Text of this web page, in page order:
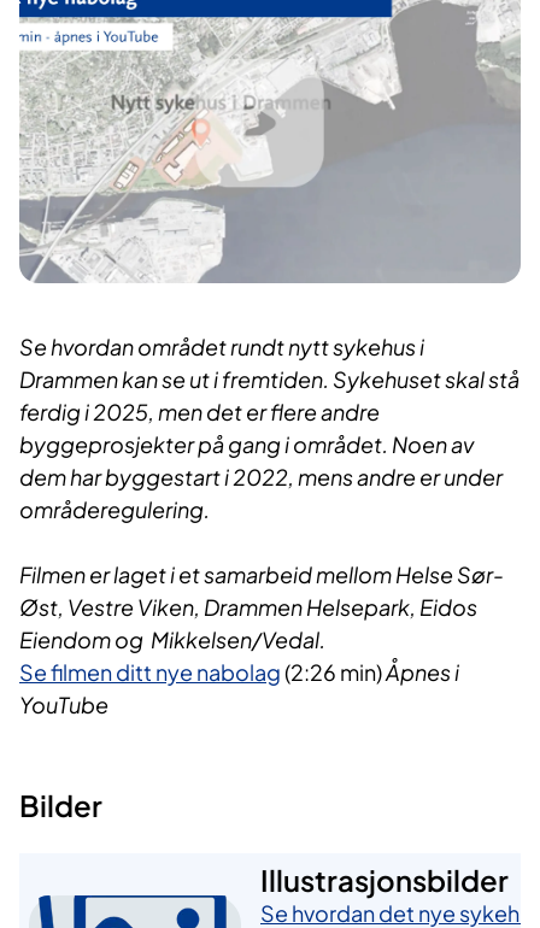
Se hvordan området rundt nytt sykehus i
Drammen kan se ut i fremtiden. Sykehuset skal stå
ferdig i 2025, men det er flere andre
byggeprosjekter på gang i området. Noen av
dem har byggestart i 2022, mens andre er under
områderegulering.
Filmen er laget i et samarbeid mellom Helse Sør-
Øst, Vestre Viken, Drammen Helsepark, Eidos
Eiendom og Mikkelsen/Vedal.
Se filmen ditt nye nabolag(2:26 min)Åpnes i
YouTube​​​
Bilder
​Illustrasjonsbilder
Se hvordan det nye